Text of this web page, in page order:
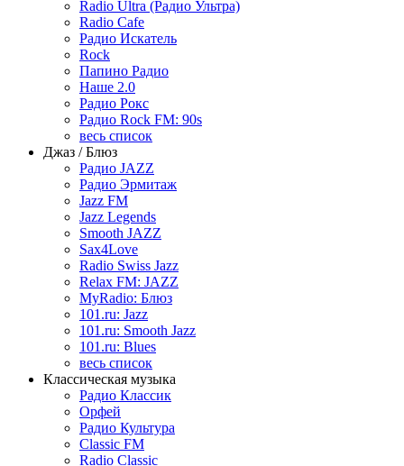
Radio Ultra (Радио Ультра)
Radio Cafe
Радио Искатель
Rock
Папино Радио
Наше 2.0
Радио Рокс
Радио Rock FM: 90s
весь список
Джаз / Блюз
Радио JAZZ
Радио Эрмитаж
Jazz FM
Jazz Legends
Smooth JAZZ
Sax4Love
Radio Swiss Jazz
Relax FM: JAZZ
MyRadio: Блюз
101.ru: Jazz
101.ru: Smooth Jazz
101.ru: Blues
весь список
Классическая музыка
Радио Классик
Орфей
Радио Культура
Classic FM
Radio Classic